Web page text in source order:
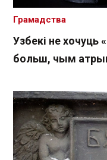
Узбекі не хочуць
больш, чым
Грамадства